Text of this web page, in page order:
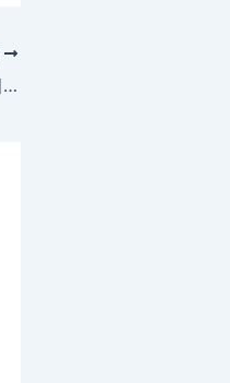
GPT-5.3을 넘어 5.4로 인간의 언어에 더 가까워진 인공지능의 진화